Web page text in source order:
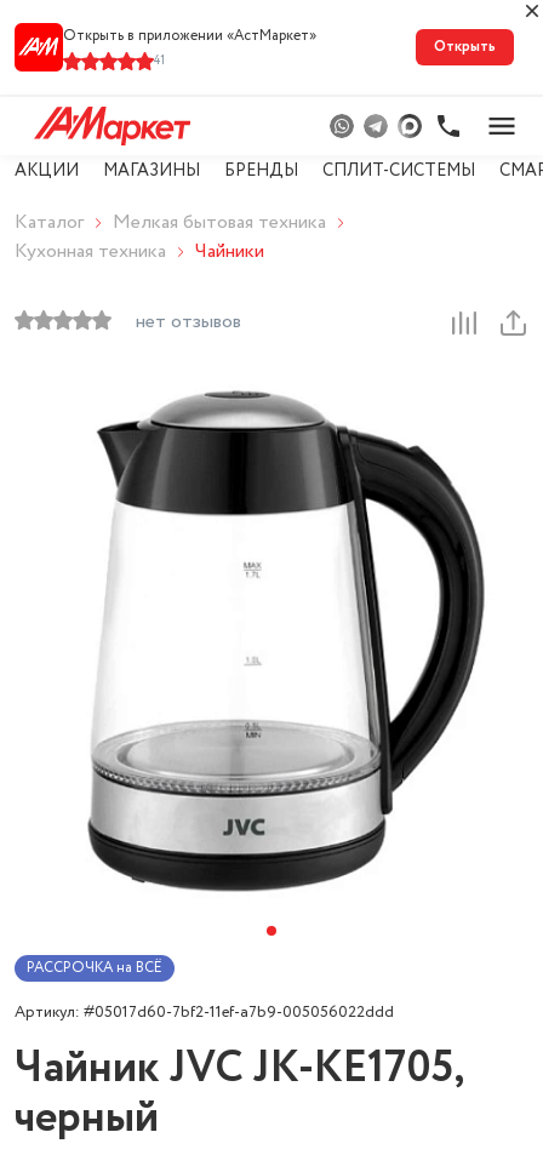
Открыть в приложении «АстМарке‪т‬»
41
Открыть
АКЦИИ МАГАЗИНЫ БРЕНДЫ СПЛИТ-СИСТЕМЫ
Каталог
Мелкая бытовая техника
Кухонная техника
Чайники
нет отзывов
РАССРОЧКА на ВСЁ
Артикул: #05017d60-7bf2-11ef-a7b9-005056022ddd
Чайник JVC JK-KE1705,
черный